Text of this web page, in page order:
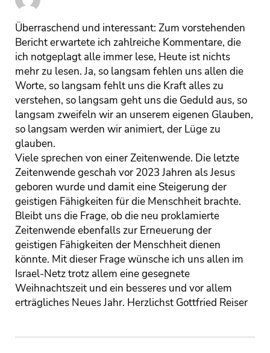
Überraschend und interessant: Zum vorstehenden
Bericht erwartete ich zahlreiche Kommentare, die
ich notgeplagt alle immer lese, Heute ist nichts
mehr zu lesen. Ja, so langsam fehlen uns allen die
Worte, so langsam fehlt uns die Kraft alles zu
verstehen, so langsam geht uns die Geduld aus, so
langsam zweifeln wir an unserem eigenen Glauben,
so langsam werden wir animiert, der Lüge zu
glauben.
Viele sprechen von einer Zeitenwende. Die letzte
Zeitenwende geschah vor 2023 Jahren als Jesus
geboren wurde und damit eine Steigerung der
geistigen Fähigkeiten für die Menschheit brachte.
Bleibt uns die Frage, ob die neu proklamierte
Zeitenwende ebenfalls zur Erneuerung der
geistigen Fähigkeiten der Menschheit dienen
könnte. Mit dieser Frage wünsche ich uns allen im
Israel-Netz trotz allem eine gesegnete
Weihnachtszeit und ein besseres und vor allem
erträgliches Neues Jahr. Herzlichst Gottfried Reiser